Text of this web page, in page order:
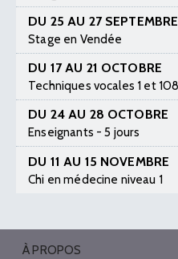
DU 25 AU 27 SEPTEMBRE
Stage en Vendée
DU 17 AU 21 OCTOBRE
Techniques vocales 1 et
DU 24 AU 28 OCTOBRE
Enseignants - 5 jours
DU 11 AU 15 NOVEMBRE
Chi en médecine niveau 1
À PROPOS